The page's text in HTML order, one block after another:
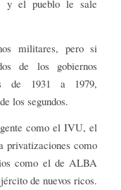
y el pueblo le sale
militares, pero si
de los gobiernos
de 1931 a 1979,
los segundos.
como el IVU, el
privatizaciones como
como el de ALBA
de nuevos ricos.